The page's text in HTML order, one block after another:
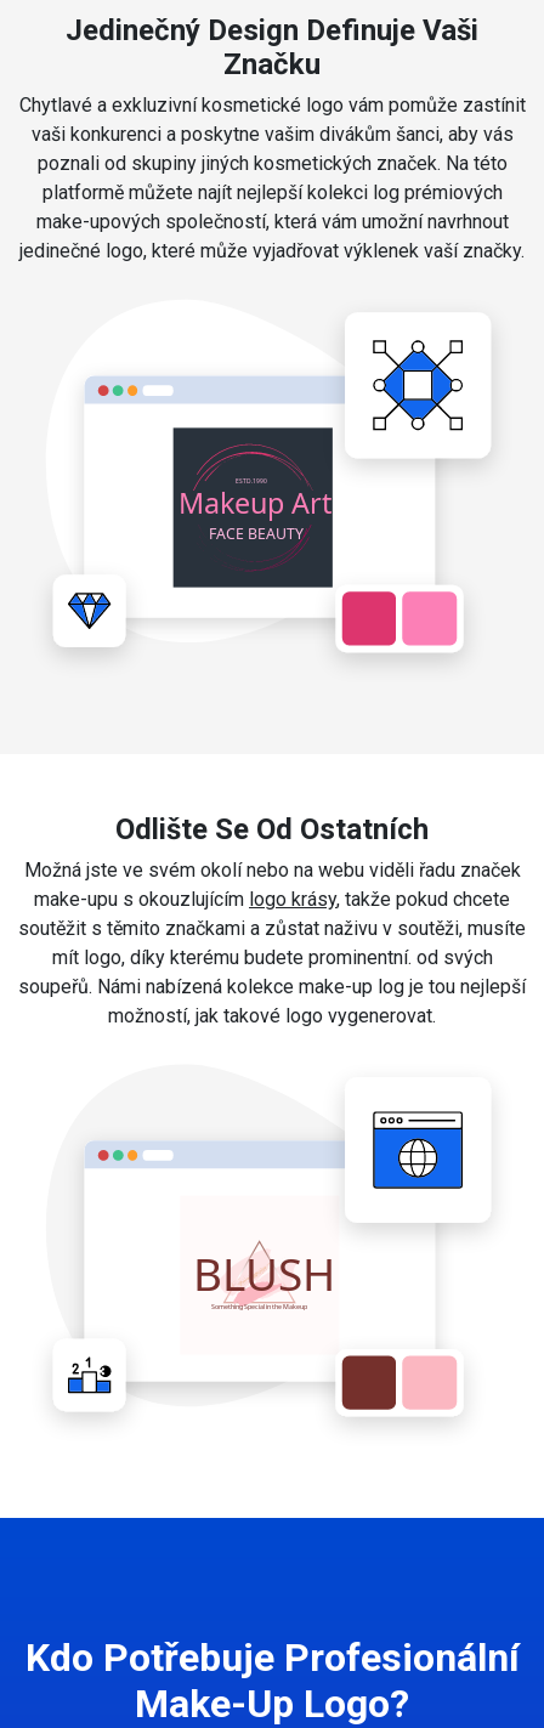
Jedinečný Design Definuje Vaši
Značku
Chytlavé a exkluzivní kosmetické logo vám pomůže zastínit
vaši konkurenci a poskytne vašim divákům šanci, aby vás
poznali od skupiny jiných kosmetických značek. Na této
platformě můžete najít nejlepší kolekci log prémiových
make-upových společností, která vám umožní navrhnout
jedinečné logo, které může vyjadřovat výklenek vaší značky.
Odlište Se Od Ostatních
Možná jste ve svém okolí nebo na webu viděli řadu značek
make-upu s okouzlujícím logo krásy, takže pokud chcete
soutěžit s těmito značkami a zůstat naživu v soutěži, musíte
mít logo, díky kterému budete prominentní. od svých
soupeřů. Námi nabízená kolekce make-up log je tou nejlepší
možností, jak takové logo vygenerovat.
Kdo Potřebuje Profesionální
Make-Up Logo?